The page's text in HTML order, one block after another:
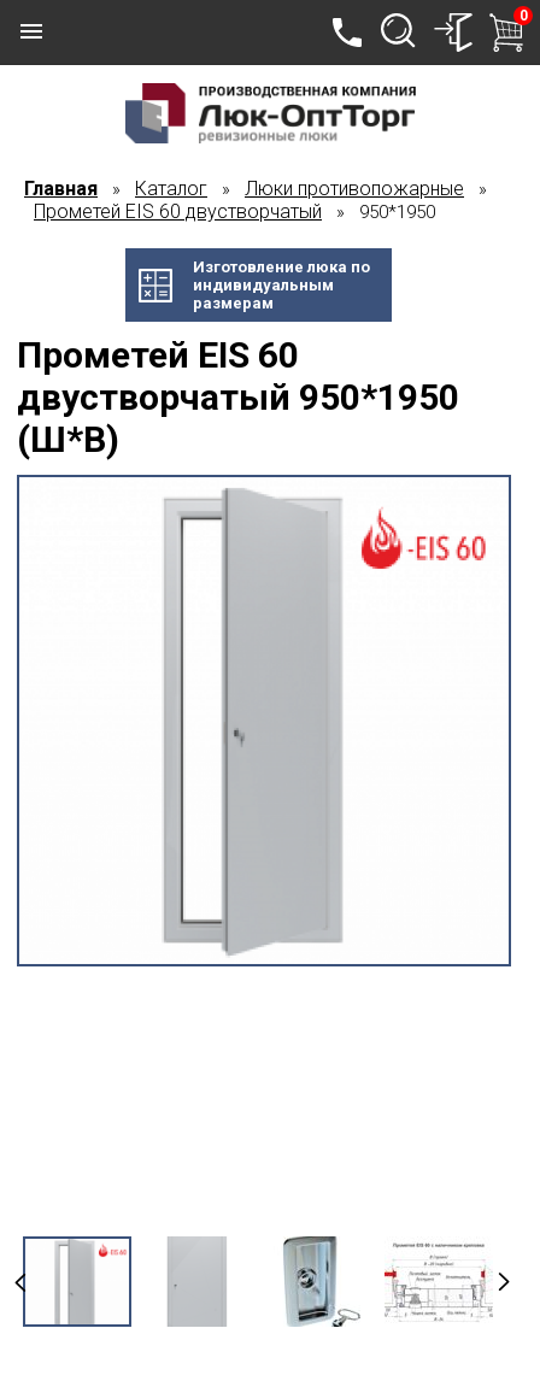
0
Главная » Каталог » Люки противопожарные »
Прометей EIS 60 двустворчатый » 950*1950
Изготовление люка по
индивидуальным
размерам
Прометей EIS 60
двустворчатый 950*1950
(Ш*В)